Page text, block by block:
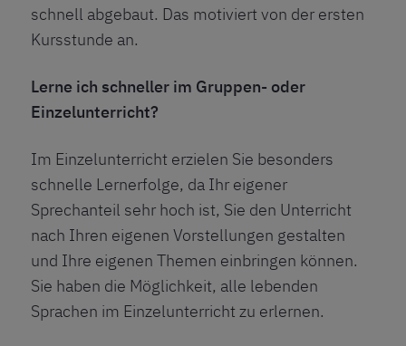
schnell abgebaut. Das motiviert von der ersten
Kursstunde an.
Lerne ich schneller im Gruppen- oder
Einzelunterricht?
Im Einzelunterricht erzielen Sie besonders
schnelle Lernerfolge, da Ihr eigener
Sprechanteil sehr hoch ist, Sie den Unterricht
nach Ihren eigenen Vorstellungen gestalten
und Ihre eigenen Themen einbringen können.
Sie haben die Möglichkeit, alle lebenden
Sprachen im Einzelunterricht zu erlernen.